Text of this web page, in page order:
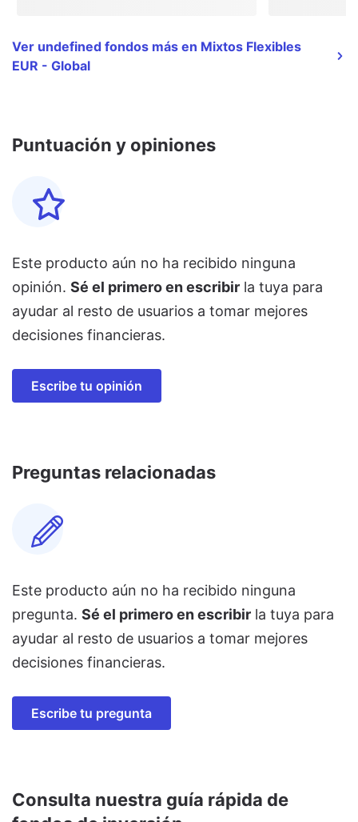
Ver undefined fondos más en Mixtos Flexibles
EUR - Global
Puntuación y opiniones
Este producto aún no ha recibido ninguna
opinión. Sé el primero en escribir la tuya para
ayudar al resto de usuarios a tomar mejores
decisiones financieras.
Escribe tu opinión
Preguntas relacionadas
Este producto aún no ha recibido ninguna
pregunta. Sé el primero en escribir la tuya para
ayudar al resto de usuarios a tomar mejores
decisiones financieras.
Escribe tu pregunta
Consulta nuestra guía rápida de